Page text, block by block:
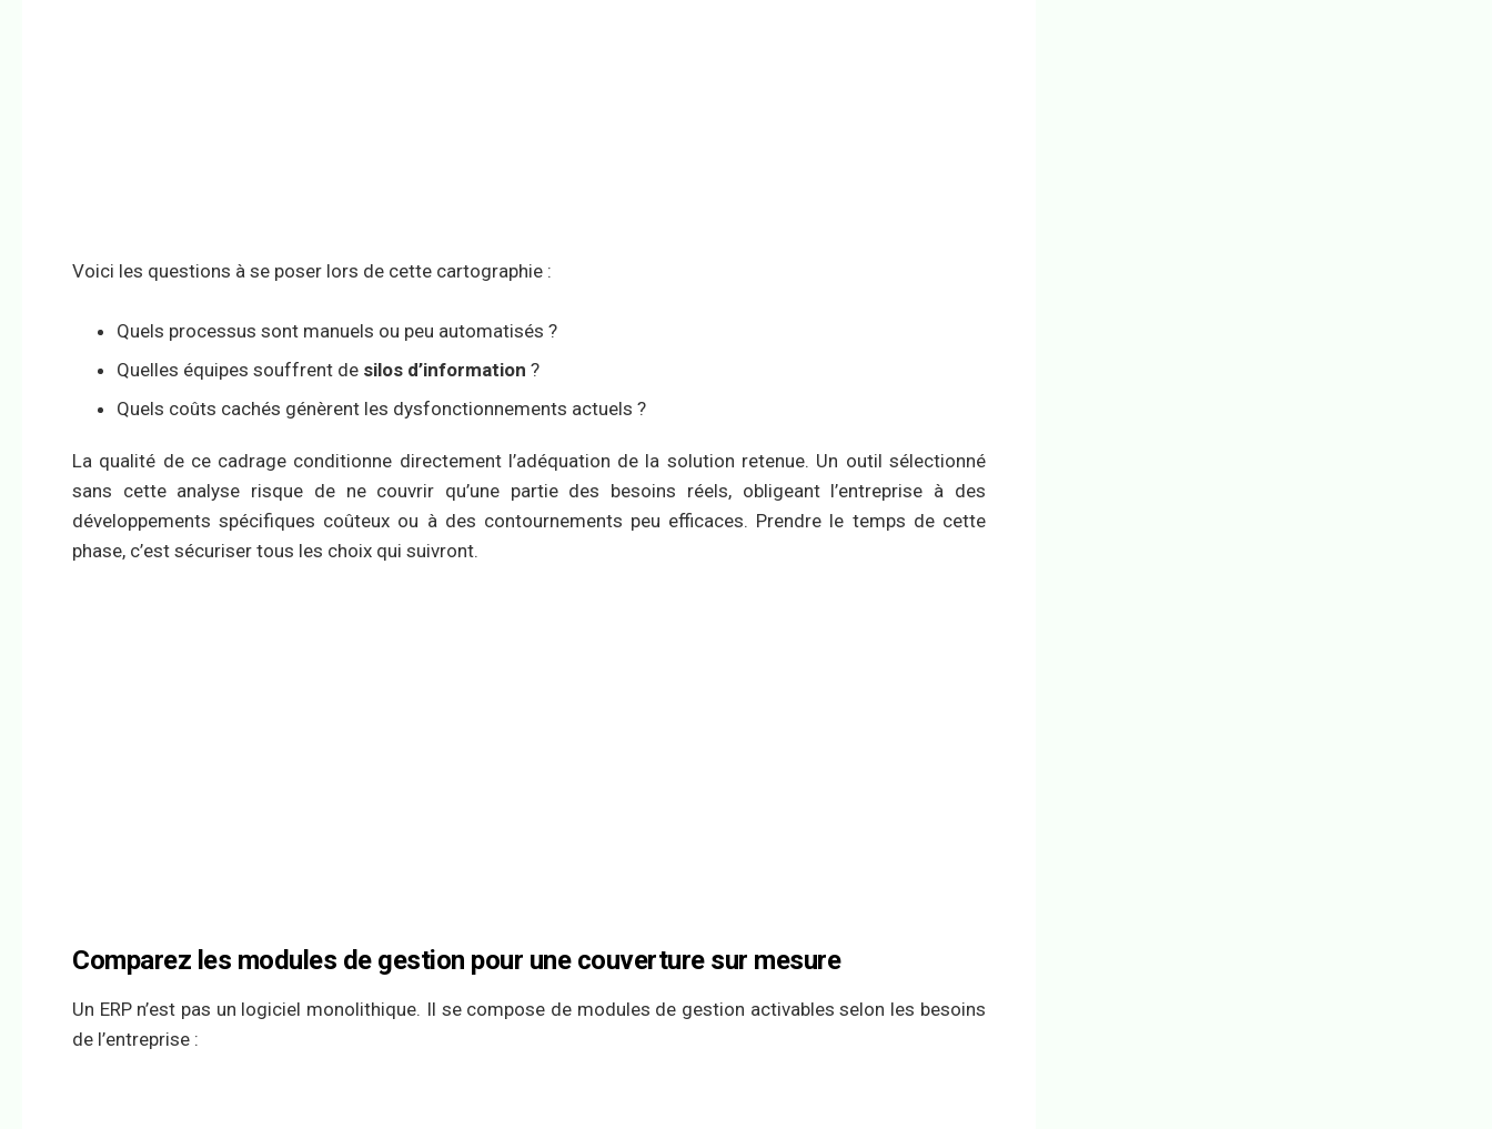
Voici les questions à se poser lors de cette cartographie :
Quels processus sont manuels ou peu automatisés ?
Quelles équipes souffrent de silos d’information ?
Quels coûts cachés génèrent les dysfonctionnements actuels ?
La qualité de ce cadrage conditionne directement l’adéquation de la solution retenue. Un outil sélectionné
sans cette analyse risque de ne couvrir qu’une partie des besoins réels, obligeant l’entreprise à des
développements spécifiques coûteux ou à des contournements peu efficaces. Prendre le temps de cette
phase, c’est sécuriser tous les choix qui suivront.
Comparez les modules de gestion pour une couverture sur mesure
Un ERP n’est pas un logiciel monolithique. Il se compose de modules de gestion activables selon les besoins
de l’entreprise :